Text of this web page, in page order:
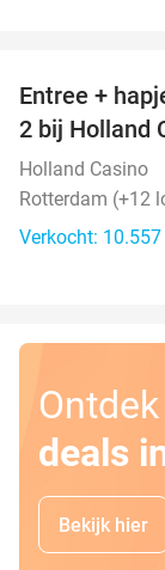
Entree +
2 bij Holland
Holland Casino
Rotterdam (+12
Verkocht: 10.557
deals
Bekijk hier